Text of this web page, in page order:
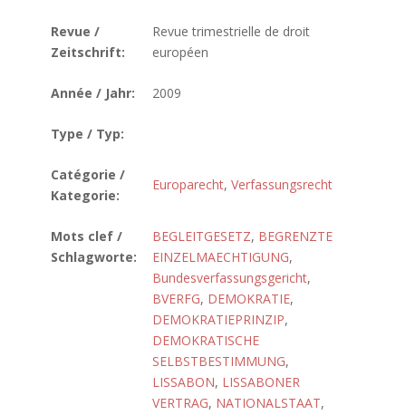
Revue /
Zeitschrift:
Revue trimestrielle de droit
européen
Année / Jahr: 2009
Type / Typ:
Catégorie /
Kategorie:
Europarecht, Verfassungsrecht
Mots clef /
Schlagworte:
BEGLEITGESETZ, BEGRENZTE
EINZELMAECHTIGUNG,
Bundesverfassungsgericht,
BVERFG, DEMOKRATIE,
DEMOKRATIEPRINZIP,
DEMOKRATISCHE
SELBSTBESTIMMUNG,
LISSABON, LISSABONER
VERTRAG, NATIONALSTAAT,